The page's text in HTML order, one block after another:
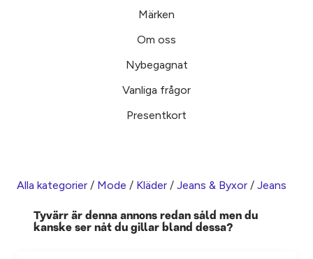
Märken
Om oss
Nybegagnat
Vanliga frågor
Presentkort
Alla kategorier / Mode / Kläder / Jeans & Byxor / Jeans
Tyvärr är denna annons redan såld men du
kanske ser nåt du gillar bland dessa?